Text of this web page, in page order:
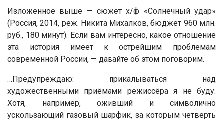
Изложенное выше — сюжет х/ф «Солнечный удар»
(Россия, 2014, реж. Никита Михалков, бюджет 960 млн.
руб., 180 минут). Если вам интересно, какое отношение
эта история имеет к острейшим проблемам
современной России, — давайте об этом поговорим.
…Предупреждаю: прикалываться над
художественными приёмами режиссёра я не буду.
Хотя, например, оживший и символично
ускользающий газовый шарфик, за которым четверть